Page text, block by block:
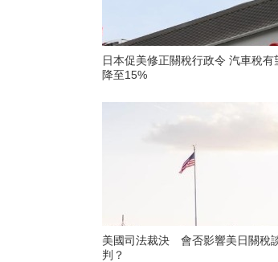
日本促美修正關稅行政令 汽車稅有
降至15%
美國司法裁決 會否影響美日關稅
判？